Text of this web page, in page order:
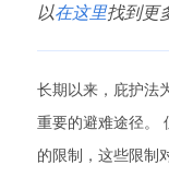
以在这里找到更
长期以来，庇护法
重要的避难途径。
的限制，这些限制